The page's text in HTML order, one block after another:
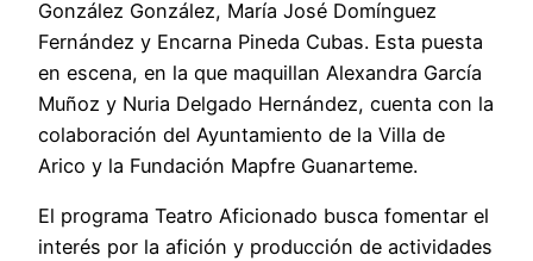
González González, María José Domínguez
Fernández y Encarna Pineda Cubas. Esta puesta
en escena, en la que maquillan Alexandra García
Muñoz y Nuria Delgado Hernández, cuenta con la
colaboración del Ayuntamiento de la Villa de
Arico y la Fundación Mapfre Guanarteme.
El programa Teatro Aficionado busca fomentar el
interés por la afición y producción de actividades